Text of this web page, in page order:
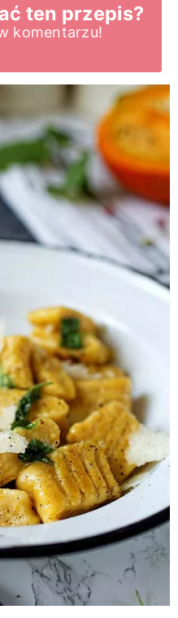
ten przepis?
komentarzu!